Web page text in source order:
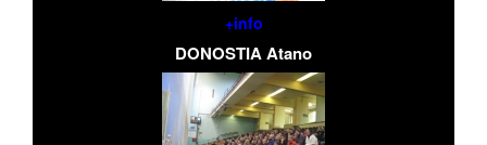
+info
DONOSTIA Atano